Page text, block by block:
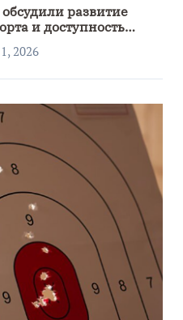
развитие
и доступность
2026